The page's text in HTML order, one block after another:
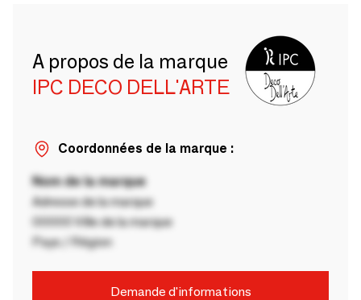
A propos de la marque
IPC DECO DELL'ARTE
Coordonnées de la marque :
Nom de la marque
Adresse de la marque
00000 Ville de la marque
Pays / Région
Demande d'informations